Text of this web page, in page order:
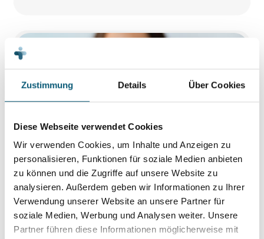
Zustimmung Details Über Cookies
Diese Webseite verwendet Cookies
Wir verwenden Cookies, um Inhalte und Anzeigen zu
personalisieren, Funktionen für soziale Medien anbieten
zu können und die Zugriffe auf unsere Website zu
analysieren. Außerdem geben wir Informationen zu Ihrer
Verwendung unserer Website an unsere Partner für
soziale Medien, Werbung und Analysen weiter. Unsere
Partner führen diese Informationen möglicherweise mit
Medizin
Rauchen und Gesundheit: Folgen,